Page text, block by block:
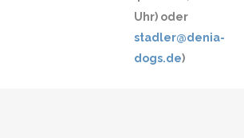
Uhr) oder
stadler@denia-
dogs.de)